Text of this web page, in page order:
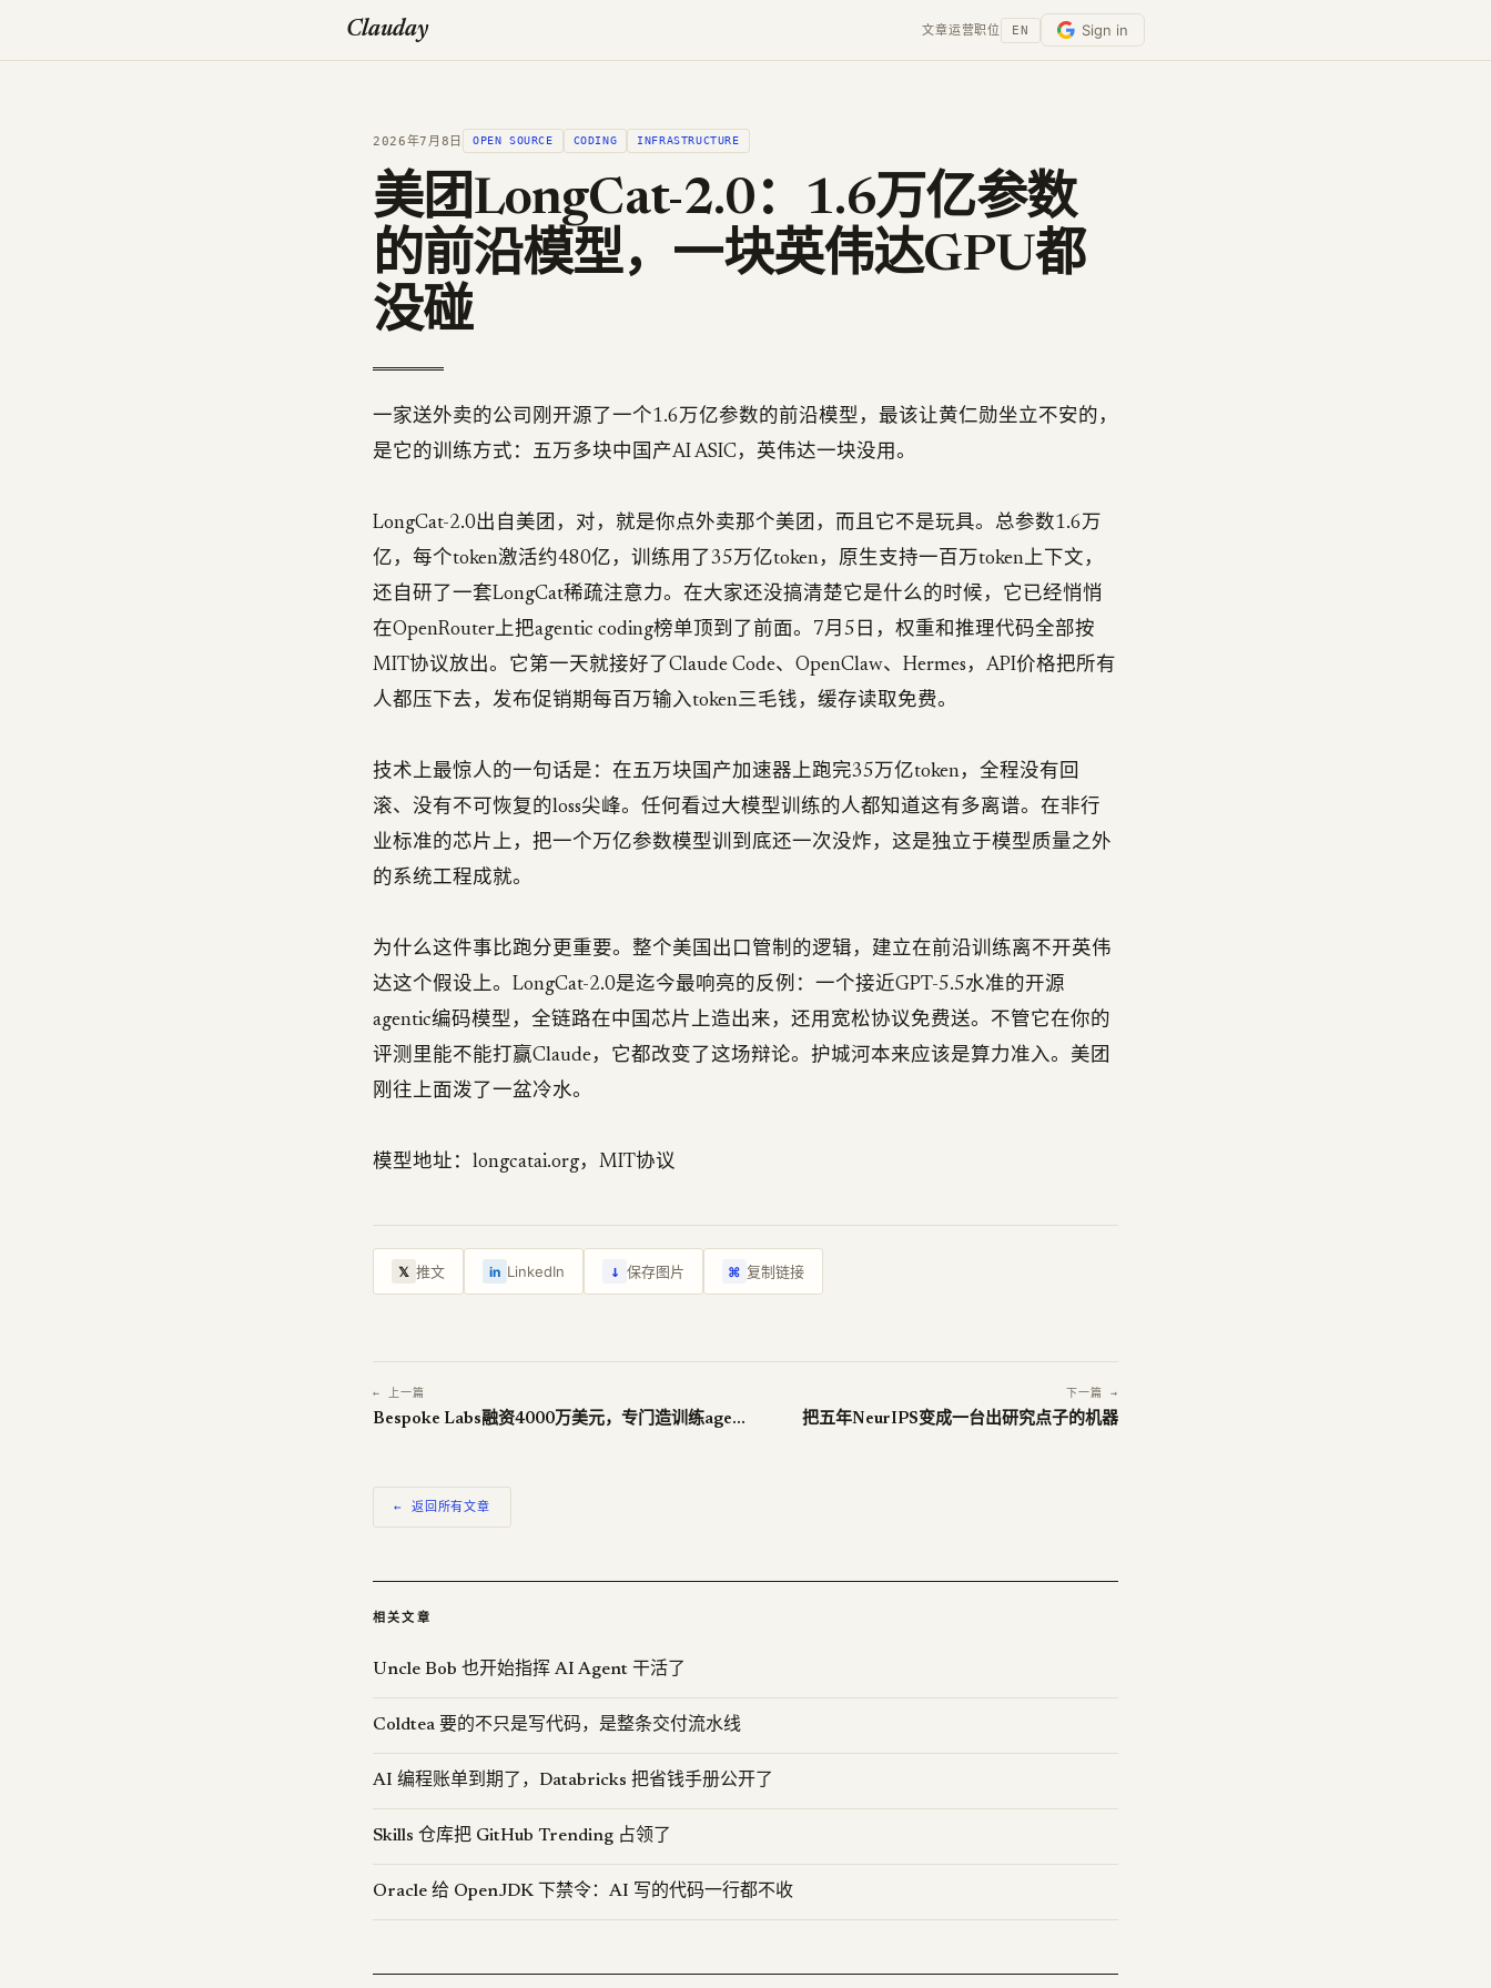
Clauday 文章运营职位 EN Sign in
2026年7月8日 OPEN SOURCE CODING INFRASTRUCTURE
美团LongCat-2.0：1.6万亿参数
的前沿模型，一块英伟达GPU都
没碰
一家送外卖的公司刚开源了一个1.6万亿参数的前沿模型，最该让黄仁勋坐立不安的，
是它的训练方式：五万多块中国产AI ASIC，英伟达一块没用。
LongCat-2.0出自美团，对，就是你点外卖那个美团，而且它不是玩具。总参数1.6万
亿，每个token激活约480亿，训练用了35万亿token，原生支持一百万token上下文，
还自研了一套LongCat稀疏注意力。在大家还没搞清楚它是什么的时候，它已经悄悄
在OpenRouter上把agentic coding榜单顶到了前面。7月5日，权重和推理代码全部按
MIT协议放出。它第一天就接好了Claude Code、OpenClaw、Hermes，API价格把所有
人都压下去，发布促销期每百万输入token三毛钱，缓存读取免费。
技术上最惊人的一句话是：在五万块国产加速器上跑完35万亿token，全程没有回
滚、没有不可恢复的loss尖峰。任何看过大模型训练的人都知道这有多离谱。在非行
业标准的芯片上，把一个万亿参数模型训到底还一次没炸，这是独立于模型质量之外
的系统工程成就。
为什么这件事比跑分更重要。整个美国出口管制的逻辑，建立在前沿训练离不开英伟
达这个假设上。LongCat-2.0是迄今最响亮的反例：一个接近GPT-5.5水准的开源
agentic编码模型，全链路在中国芯片上造出来，还用宽松协议免费送。不管它在你的
评测里能不能打赢Claude，它都改变了这场辩论。护城河本来应该是算力准入。美团
刚往上面泼了一盆冷水。
模型地址：longcatai.org，MIT协议
𝕏 推文 in LinkedIn ↓ 保存图片 ⌘ 复制链接
← 上一篇
Bespoke Labs融资4000万美元，专门造训练agent的健身房
下一篇 →
把五年NeurIPS变成一台出研究点子的机器
← 返回所有文章
相关文章
Uncle Bob 也开始指挥 AI Agent 干活了
Coldtea 要的不只是写代码，是整条交付流水线
AI 编程账单到期了，Databricks 把省钱手册公开了
Skills 仓库把 GitHub Trending 占领了
Oracle 给 OpenJDK 下禁令：AI 写的代码一行都不收